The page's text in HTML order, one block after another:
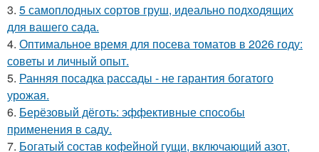
3. 5 самоплодных сортов груш, идеально подходящих
для вашего сада.
4. Оптимальное время для посева томатов в 2026 году:
советы и личный опыт.
5. Ранняя посадка рассады - не гарантия богатого
урожая.
6. Берёзовый дёготь: эффективные способы
применения в саду.
7. Богатый состав кофейной гущи, включающий азот,